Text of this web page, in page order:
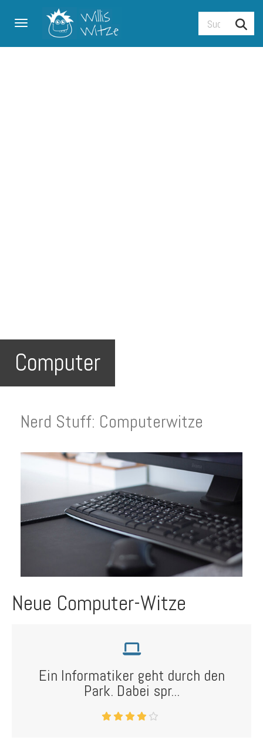
Toggle navigation
Computer
Nerd Stuff: Computerwitze
Neue Computer-Witze
Ein Informatiker geht durch den
Park. Dabei spr...